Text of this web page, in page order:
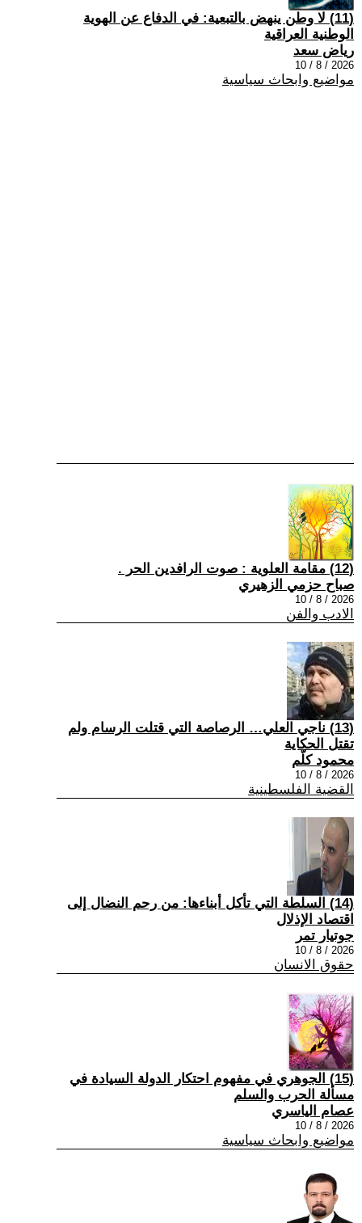
(11) لا وطن ينهض بالتبعية: في الدفاع عن الهوية
الوطنية العراقية
رياض سعد
2026 / 8 / 10
مواضيع وابحاث سياسية
(12) مقامة العلوية : صوت الرافدين الحر .
صباح حزمي الزهيري
2026 / 8 / 10
الادب والفن
(13) ناجي العلي… الرصاصة التي قتلت الرسام ولم
تقتل الحكاية
محمود كلّم
2026 / 8 / 10
القضية الفلسطينية
(14) السلطة التي تأكل أبناءها: من رحم النضال إلى
اقتصاد الإذلال
جوتيار تمر
2026 / 8 / 10
حقوق الانسان
(15) الجوهري في مفهوم احتكار الدولة السيادة في
مسألة الحرب والسلم
عصام الياسري
2026 / 8 / 10
مواضيع وابحاث سياسية